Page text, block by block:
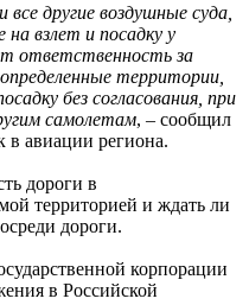
другие воздушные суда,
взлет и посадку у
ответственность за
территории,
без согласования, при
самолетам, – сообщил
авиации региона.
дороги в
территорией и ждать ли
дороги.
корпорации
в Российской